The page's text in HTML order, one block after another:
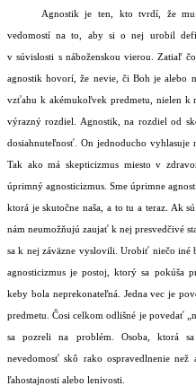
Agnostik je ten, kto tvrdí, že
vedomostí na to, aby si o nej urobil
v súvislosti s náboženskou vierou. Zatiaľ
agnostik hovorí, že nevie, či Boh je alebo
vzťahu k akémukoľvek predmetu, nielen k
výrazný rozdiel. Agnostik, na rozdiel od
dosiahnuteľnosť. On jednoducho
Tak ako má skepticizmus miesto v
úprimný agnosticizmus. Sme úprimne
ktorá je skutočne naša, a to tu a teraz. Ak
nám neumožňujú zaujať k nej presvedčivé
sa k nej záväzne vyslovili. Urobiť niečo iné
agnosticizmus je postoj, ktorý sa pokúša
keby bola neprekonateľná. Jedna vec je
predmetu. Čosi celkom odlišné je povedať
sa pozreli na problém. Osoba, ktorá
nevedomosť skô rako ospravedlnenie
ľahostajnosti alebo lenivosti.